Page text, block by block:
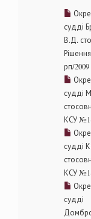
судді
В.Д.
рп/2009
судді
КСУ
судді
КСУ
судді